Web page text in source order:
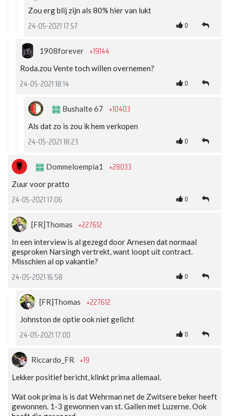
Zou erg blij zijn als 80% hier van lukt
24-05-2021 17:57 0
1908forever +19144
Roda.zou Vente toch willen overnemen?
24-05-2021 18:14 0
Bushalte 67 +10403
Als dat zo is zou ik hem verkopen
24-05-2021 18:23 0
Dommeloempia1 +28033
Zuur voor pratto
24-05-2021 17:06 0
[FR]Thomas +227612
In een interview is al gezegd door Arnesen dat normaal
gesproken Narsingh vertrekt, want loopt uit contract.
Misschien al op vakantie?
24-05-2021 16:58 0
[FR]Thomas +227612
Johnston de optie ook niet gelicht
24-05-2021 17:00 0
Riccardo_FR +19
Lekker positief bericht, klinkt prima allemaal.
Wat ook prima is is dat Wehrman net de Zwitsere beker heeft
gewonnen. 1-3 gewonnen van st. Gallen met Luzerne. Ook